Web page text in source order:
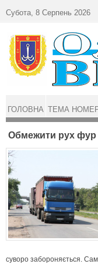
Обмежити рух фур
суворо забороняється.
Субота, 8 Серпень 2026
ГОЛОВНА ТЕМА